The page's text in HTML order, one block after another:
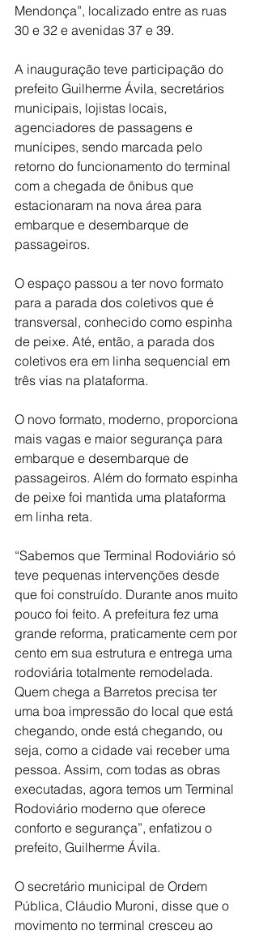
Mendonça”, localizado entre as ruas
30 e 32 e avenidas 37 e 39.
A inauguração teve participação do
prefeito Guilherme Ávila, secretários
municipais, lojistas locais,
agenciadores de passagens e
munícipes, sendo marcada pelo
retorno do funcionamento do terminal
com a chegada de ônibus que
estacionaram na nova área para
embarque e desembarque de
passageiros.
O espaço passou a ter novo formato
para a parada dos coletivos que é
transversal, conhecido como espinha
de peixe. Até, então, a parada dos
coletivos era em linha sequencial em
três vias na plataforma.
O novo formato, moderno, proporciona
mais vagas e maior segurança para
embarque e desembarque de
passageiros. Além do formato espinha
de peixe foi mantida uma plataforma
em linha reta.
“Sabemos que Terminal Rodoviário só
teve pequenas intervenções desde
que foi construído. Durante anos muito
pouco foi feito. A prefeitura fez uma
grande reforma, praticamente cem por
cento em sua estrutura e entrega uma
rodoviária totalmente remodelada.
Quem chega a Barretos precisa ter
uma boa impressão do local que está
chegando, onde está chegando, ou
seja, como a cidade vai receber uma
pessoa. Assim, com todas as obras
executadas, agora temos um Terminal
Rodoviário moderno que oferece
conforto e segurança”, enfatizou o
prefeito, Guilherme Ávila.
O secretário municipal de Ordem
Pública, Cláudio Muroni, disse que o
movimento no terminal cresceu ao